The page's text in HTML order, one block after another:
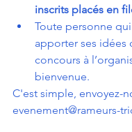
inscrits placés en
Toute personne
apporter ses idées
concours à
bienvenue.
C'est simple, envoyez-
evenement@rameurs-